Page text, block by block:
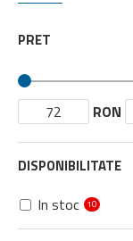
PRET
RON
DISPONIBILITATE
In stoc 10